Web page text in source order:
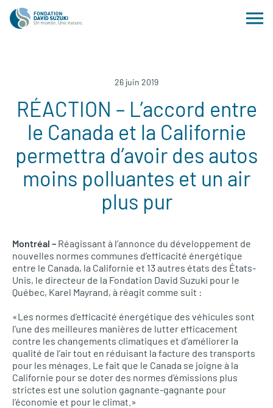
26 juin 2019
RÉACTION – L’accord entre
le Canada et la Californie
permettra d’avoir des autos
moins polluantes et un air
plus pur
Montréal – Réagissant à l’annonce du développement de
nouvelles normes communes d’efficacité énergétique
entre le Canada, la Californie et 13 autres états des États-
Unis, le directeur de la Fondation David Suzuki pour le
Québec, Karel Mayrand, à réagit comme suit :
«Les normes d’efficacité énergétique des véhicules sont
l’une des meilleures manières de lutter efficacement
contre les changements climatiques et d’améliorer la
qualité de l’air tout en réduisant la facture des transports
pour les ménages. Le fait que le Canada se joigne à la
Californie pour se doter des normes d’émissions plus
strictes est une solution gagnante-gagnante pour
l’économie et pour le climat.»